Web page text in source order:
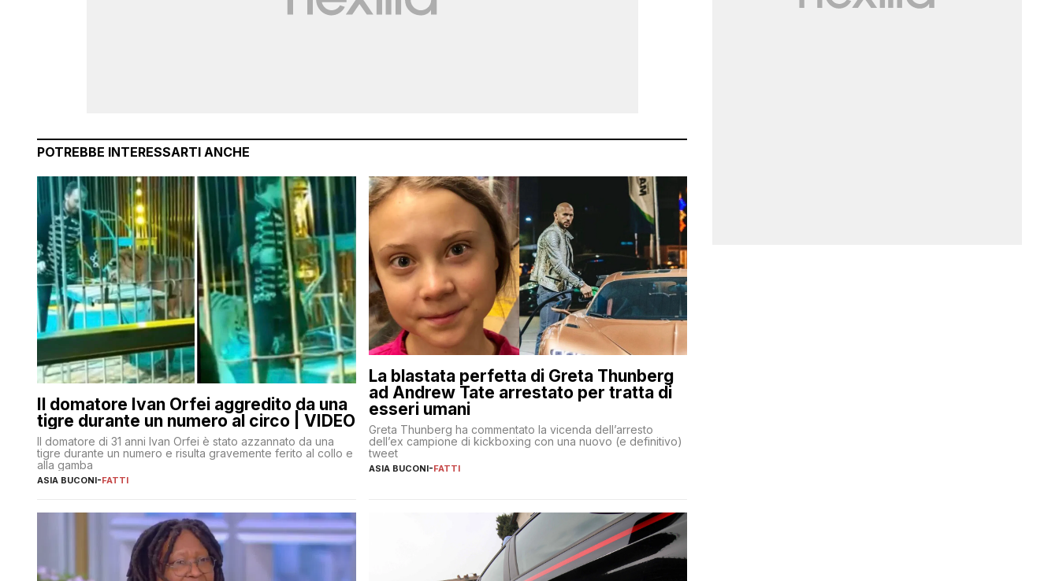
POTREBBE INTERESSARTI ANCHE
Il domatore Ivan Orfei aggredito da una
tigre durante un numero al circo | VIDEO
Il domatore di 31 anni Ivan Orfei è stato azzannato da una
tigre durante un numero e risulta gravemente ferito al collo e
alla gamba
ASIA BUCONI-FATTI
La blastata perfetta di Greta Thunberg
ad Andrew Tate arrestato per tratta di
esseri umani
Greta Thunberg ha commentato la vicenda dell’arresto
dell’ex campione di kickboxing con una nuovo (e definitivo)
tweet
ASIA BUCONI-FATTI